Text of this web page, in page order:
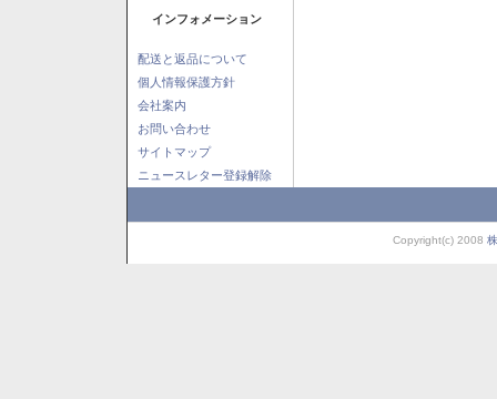
インフォメーション
配送と返品について
個人情報保護方針
会社案内
お問い合わせ
サイトマップ
ニュースレター登録解除
Copyright(c) 2008